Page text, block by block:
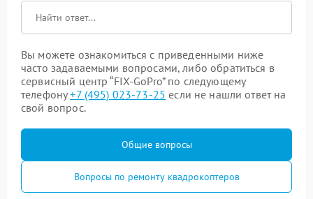
Вы можете ознакомиться с приведенными ниже
часто задаваемыми вопросами, либо обратиться в
сервисный центр “FIX-GoPro” по следующему
телефону+7 (495) 023-73-25 если не нашли ответ на
свой вопрос.
Общие вопросы
Вопросы по ремонту квадрокоптеров